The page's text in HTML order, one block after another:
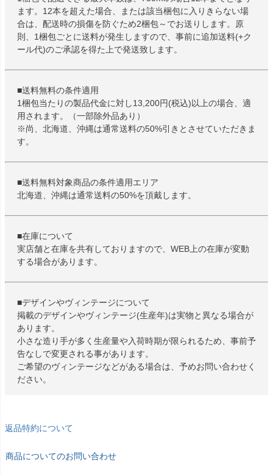
ます。12本を超えた場合、または該当梱包に入りきらない場
合は、配送時の損傷を防ぐため2梱包～でお送りします。原
則、1梱包ごとに送料が発生しますので、事前に追加送料(+ク
ール代)のご承認を得た上で発送致します。
■送料無料の条件適用
1梱包当たりの製品代金に対し13,200円(税込)以上の場合、適
用されます。（一部除外品あり）
※尚、北海道、沖縄は通常送料の50%引きとさせていただきま
す。
■送料無料対象商品の条件適用エリア
北海道、沖縄は通常送料の50%を頂戴します。
■在庫について
実店舗と在庫を共有しておりますので、WEB上の在庫が変動
する場合があります。
■デザインやヴィンテージについて
掲載のデザインやヴィンテージ(生産年)は実物と異なる場合が
あります。
小さな造り手が多く生産量や入荷時期が限られるため、事前予
告なしで変更される事があります。
ご希望のヴィンテージなどがある場合は、予めお問い合わせく
ださい。
返品特約について
商品についてのお問い合わせ